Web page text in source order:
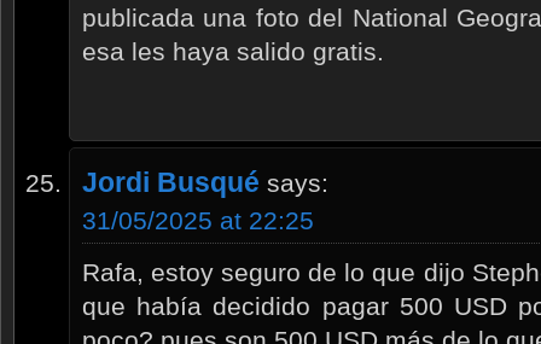
publicada una foto del National
esa les haya salido gratis.
Jordi Busqué says:
31/05/2025 at 22:25
Rafa, estoy seguro de lo que dijo
que había decidido pagar 500 USD